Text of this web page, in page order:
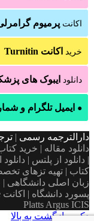
اکانت پرمیوم
خرید اکانت Turnitin
دانلود ایبوک های
● ایمیل تلگرام و
دارالترجمه رسمی |
| دانلود از پلتس |
کتاب | تهیه تزهای
زبان اصلی دانشگاهی |
Platts Argus ICIS
دکمه بازگشت به بالا